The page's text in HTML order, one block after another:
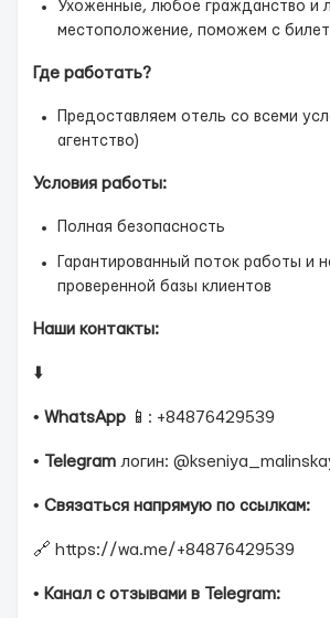
Ухоженные, любое гражданство и
местоположение, поможем с
Где работать?
Предоставляем отель со всеми
агентство)
Условия работы:
Полная безопасность
Гарантированный поток работы и
проверенной базы клиентов
Наши контакты:
⬇️
• WhatsApp 📱: +84876429539
• Telegram логин:
• Связаться напрямую по ссылкам:
🔗 https://wa.me/+84876429539
• Канал с отзывами в Telegram: